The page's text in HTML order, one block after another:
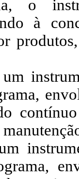
o
à